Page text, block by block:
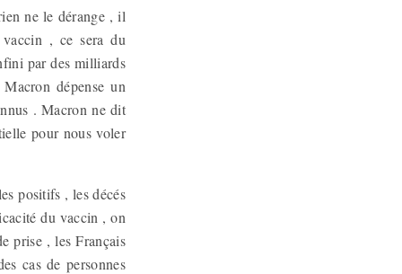
ne le dérange , il
, ce sera du
par des milliards
dépense un
. Macron ne dit
pour nous voler
positifs , les décés
du vaccin , on
prise , les Français
cas de personnes